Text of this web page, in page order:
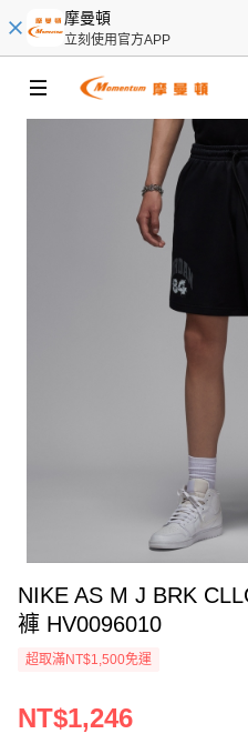
摩曼頓
立刻使用官方APP
NIKE AS M J BRK
褲 HV0096010
超取滿NT$1,500免運
NT$1,246